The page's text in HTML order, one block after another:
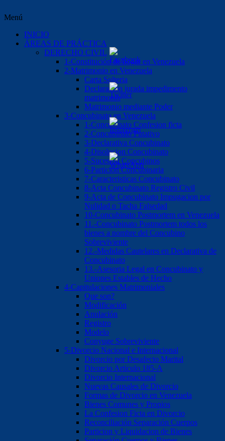
Menú
INICIO
ÁREAS DE PRÁCTICA
DERECHO CIVIL
1-Constitución de hogar en Venezuela
2-Matrimonio en Venezuela
Carta Solteria
Declaración jurada impedimento
matrimonio
Matrimonio mediante Poder
3-Concubinato en Venezuela
1-Concubinato Confesion ficta
2-Concubinato Putativo
3-Declarativa Concubinato
4-Disolucion Concubinato
5-Sucesión Concubinos
6-Partición Concubinaria
7-Caracteristicas Concubinato
8-Acta Concubinato Registro Civil
9-Acta de Concubinato Impugacion por
Nulidad o Tacha Falsedad
10-Concubinato Postmortem en Venezuela
11.-Concubinato Postmortem todos los
bienes a nombre del Concubino
Sobreviviente
12.-Medidas Cautelares en Declarativa de
Concubinato
13.-Asesoria Legal en Concubinato y
Uniones Estables de Hecho
4-Capitulaciones Matrimoniales
Que son?
Modificación
Anulación
Registro
Modelo
Conyuge Sobreviviente
5-Divorcio Nacional e Internacional
Divorcio por Desafecto Marital
Divorcio Articulo 185-A
Divorcio Internacional
Nuevas Causales de Divorcio
Formas de Divorcio en Venezuela
Bienes Comunes y Propios
La Confesion Ficta en Divorcio
Reconciliación Separación Cuerpos
Particion y Liquidacion de Bienes